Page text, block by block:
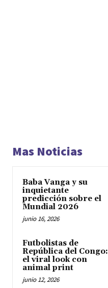
Mas Noticias
Baba Vanga y su
inquietante
predicción sobre el
Mundial 2026
junio 16, 2026
Futbolistas de
República del Congo:
el viral look con
animal print
junio 12, 2026